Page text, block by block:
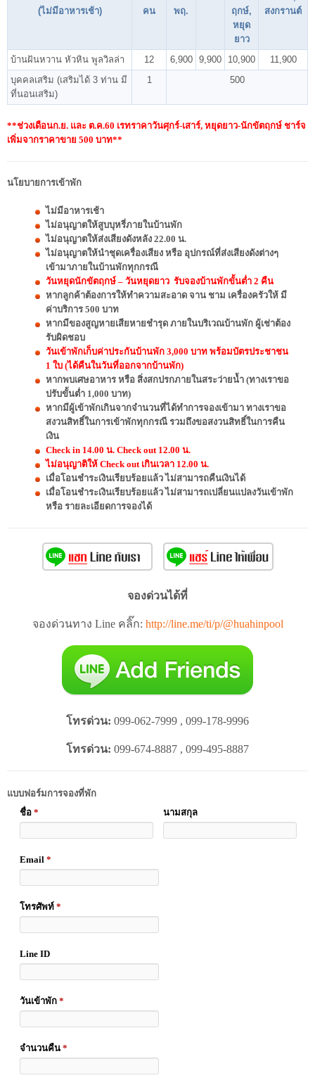
(ไม่มีอาหารเช้า)
คน
พฤ.
ฤกษ์,
หยุด
ยาว
สงกรานต์
บ้านฝันหวาน หัวหิน พูลวิลล่า 12 6,900 9,900 10,900
11,900
บุคคลเสริม (เสริมได้ 3 ท่าน มี
ที่นอนเสริม)
1 500
**ช่วงเดือนก.ย. และ ต.ค.60 เรทราคาวันศุกร์-เสาร์, หยุดยาว-นักขัตฤกษ์ ชาร์จ
เพิ่มจากราคาขาย 500 บาท**
นโยบายการเข้าพัก
ไม่มีอาหารเช้า
ไม่อนุญาตให้สูบบุหรี่ภายในบ้านพัก
ไม่อนุญาตให้ส่งเสียงดังหลัง 22.00 น.
ไม่อนุญาตให้นำชุดเครื่องเสียง หรือ อุปกรณ์ที่ส่งเสียงดังต่างๆ
เข้ามาภายในบ้านพักทุกกรณี
วันหยุดนักขัตฤกษ์ – วันหยุดยาว รับจองบ้านพักขั้นต่ำ 2 คืน
หากลูกค้าต้องการให้ทำความสะอาด จาน ชาม เครื่องครัวให้ มี
ค่าบริการ 500 บาท
หากมีของสูญหายเสียหายชำรุด ภายในบริเวณบ้านพัก ผู้เช่าต้อง
รับผิดชอบ
วันเข้าพักเก็บค่าประกันบ้านพัก 3,000 บาท พร้อมบัตรประชาชน
1 ใบ (ได้คืนในวันที่ออกจากบ้านพัก)
หากพบเศษอาหาร หรือ สิ่งสกปรกภายในสระว่ายน้ำ (ทางเราขอ
ปรับขั้นต่ำ 1,000 บาท)
หากมีผู้เข้าพักเกินจากจำนวนที่ได้ทำการจองเข้ามา ทางเราขอ
สงวนสิทธิ์ในการเข้าพักทุกกรณี รวมถึงขอสงวนสิทธิ์ในการคืน
เงิน
Check in 14.00 น. Check out 12.00 น.
ไม่อนุญาติให้ Check out เกินเวลา 12.00 น.
เมื่อโอนชำระเงินเรียบร้อยแล้ว ไม่สามารถคืนเงินได้
เมื่อโอนชำระเงินเรียบร้อยแล้ว ไม่สามารถเปลี่ยนแปลงวันเข้าพัก
หรือ รายละเอียดการจองได้
จองด่วนได้ที่
จองด่วนทาง Line คลิ๊ก: http://line.me/ti/p/@huahinpool
โทรด่วน: 099-062-7999 , 099-178-9996
โทรด่วน: 099-674-8887 , 099-495-8887
แบบฟอร์มการจองที่พัก
ชื่อ * นามสกุล
Email *
โทรศัพท์ *
Line ID
วันเข้าพัก *
จำนวนคืน *